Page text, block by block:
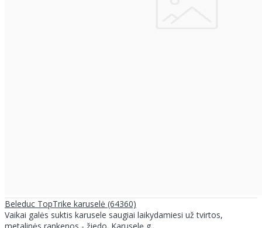
Beleduc TopTrike karuselė (64360)
Vaikai galės suktis karusele saugiai laikydamiesi už tvirtos,